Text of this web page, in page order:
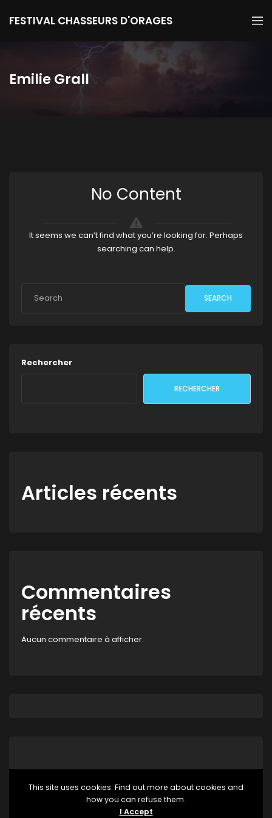
FESTIVAL CHASSEURS D'ORAGES
Emilie Grall
No Content
It seems we can’t find what you’re looking for. Perhaps
searching can help.
SEARCH
Rechercher
RECHERCHER
Articles récents
Commentaires
récents
Aucun commentaire à afficher.
This site uses cookies. Find out more about cookies and
how you can refuse them.
I Accept